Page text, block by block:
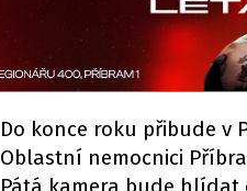
Do konce roku přibude v
Oblastní nemocnici